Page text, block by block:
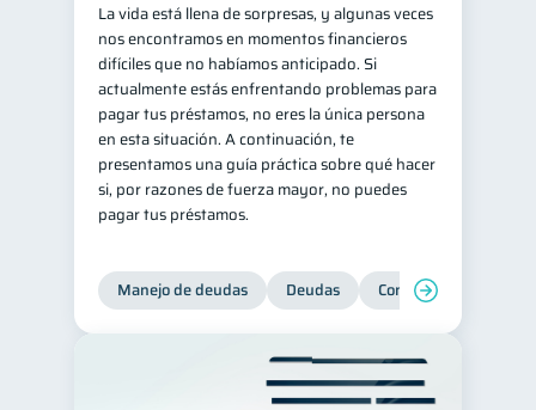
La vida está llena de sorpresas, y algunas veces
nos encontramos en momentos financieros
difíciles que no habíamos anticipado. Si
actualmente estás enfrentando problemas para
pagar tus préstamos, no eres la única persona
en esta situación. A continuación, te
presentamos una guía práctica sobre qué hacer
si, por razones de fuerza mayor, no puedes
pagar tus préstamos.
Manejo de deudas Deudas Control de deudas